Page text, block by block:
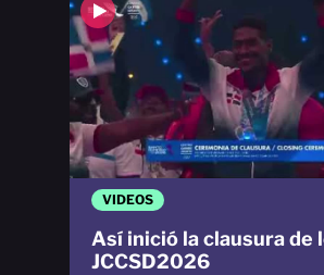
VIDEOS
Así inició la clausura de
JCCSD2026